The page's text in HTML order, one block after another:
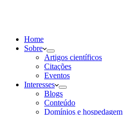
Home
Sobre
Artigos científicos
Citações
Eventos
Interesses
Blogs
Conteúdo
Domínios e hospedagem